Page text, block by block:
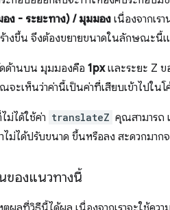
ง - ระยะทาง) / มุมมองเนื่องจากเ
ร้างขึ้น จึงต้องขยายขนาดในลักษณะนี้
ด้านบน มุมมองคือ 1pxและระยะ Z ข
จะเห็นว่าค่านี้เป็นค่าที่เสียบเข้าไปในโ
ม่ได้ใช้ค่า translateZ คุณสามารถ
ไม่ได้ปรับขนาด ขึ้นหรือลง สะดวกมาก
ของแนวทางนี้